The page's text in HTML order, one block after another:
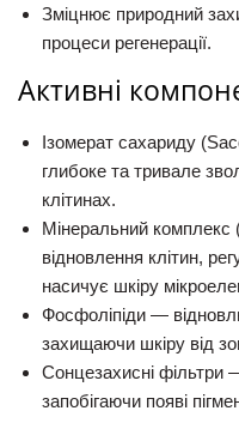
Зміцнює природний
процеси регенерації.
Активні
Ізомерат сахариду
глибоке та тривале
клітинах.
Мінеральний комплекс
відновлення клітин,
насичує шкіру
Фосфоліпіди —
захищаючи шкіру від
Сонцезахисні фільтри
запобігаючи появі